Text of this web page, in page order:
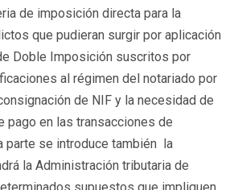
de imposición directa para la
que pudieran surgir por aplicación
Doble Imposición suscritos por
al régimen del notariado por
de NIF y la necesidad de
pago en las transacciones de
parte se introduce también la
la Administración tributaria de